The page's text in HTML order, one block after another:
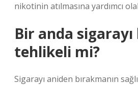
nikotinin atılmasına yardımcı
Bir anda
tehlikeli mi?
Sigarayı aniden bırakmanın